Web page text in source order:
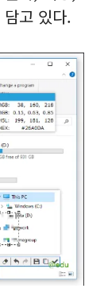
고 있다.